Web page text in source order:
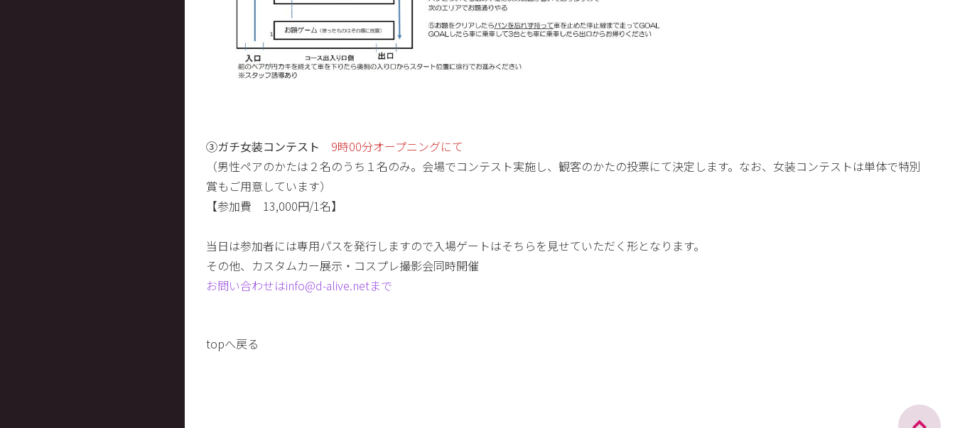
③ガチ女装コンテスト
9時00分オープニングにて
（男性ペアのかたは２名のうち１名のみ。会場でコンテスト実施し、観客のかたの投票にて決定します。なお、女装コンテストは単体で特別
賞もご用意しています）
【参加費 13,000円/1名】
当日は参加者には専用パスを発行しますので入場ゲートはそちらを見せていただく形となります。
その他、カスタムカー展示・コスプレ撮影会同時開催
お問い合わせはinfo@d-alive.netまで
topへ戻る